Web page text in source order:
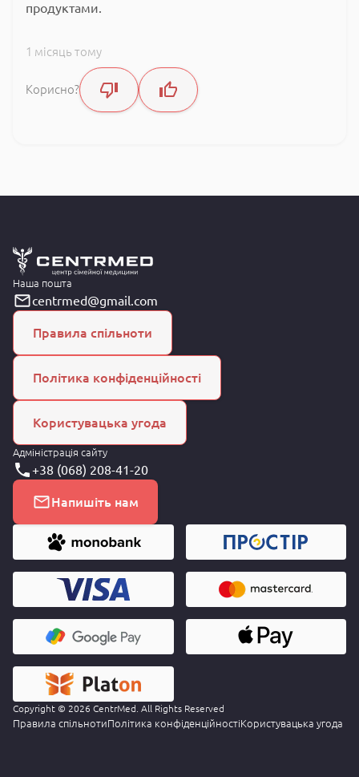
продуктами.
1 місяць тому
Корисно?
Наша пошта
centrmed@gmail.com
Правила спільноти
Політика конфіденційності
Користувацька угода
Адміністрація сайту
+38 (068) 208-41-20
Напишіть нам
Copyright © 2026 CentrMed. All Rights Reserved
Правила спільнотиПолітика конфіденційностіКористувацька угода